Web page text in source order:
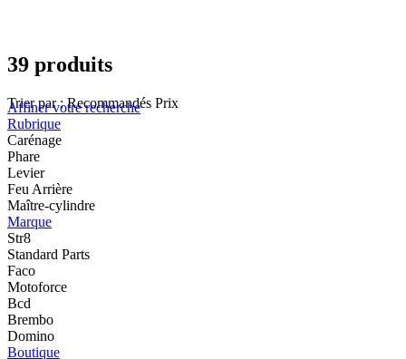
39 produits
Trier par : Recommandés Prix
Affiner votre recherche
Rubrique
Carénage
Phare
Levier
Feu Arrière
Maître-cylindre
Marque
Str8
Standard Parts
Faco
Motoforce
Bcd
Brembo
Domino
Boutique